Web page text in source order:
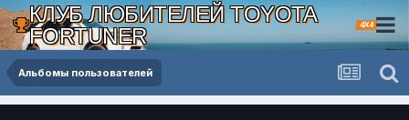
КЛУБ ЛЮБИТЕЛЕЙ TOYOTA
FORTUNER
4X4
Альбомы пользователей